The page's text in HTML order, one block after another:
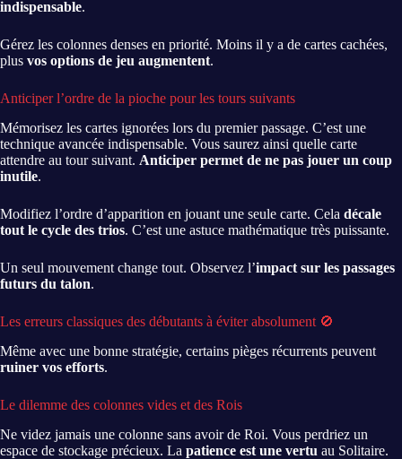
indispensable.
Gérez les colonnes denses en priorité. Moins il y a de cartes cachées,
plus vos options de jeu augmentent.
Anticiper l’ordre de la pioche pour les tours suivants
Mémorisez les cartes ignorées lors du premier passage. C’est une
technique avancée indispensable. Vous saurez ainsi quelle carte
attendre au tour suivant. Anticiper permet de ne pas jouer un coup
inutile.
Modifiez l’ordre d’apparition en jouant une seule carte. Cela décale
tout le cycle des trios. C’est une astuce mathématique très puissante.
Un seul mouvement change tout. Observez l’impact sur les passages
futurs du talon.
Les erreurs classiques des débutants à éviter absolument 🚫
Même avec une bonne stratégie, certains pièges récurrents peuvent
ruiner vos efforts.
Le dilemme des colonnes vides et des Rois
Ne videz jamais une colonne sans avoir de Roi. Vous perdriez un
espace de stockage précieux. La patience est une vertu au Solitaire.